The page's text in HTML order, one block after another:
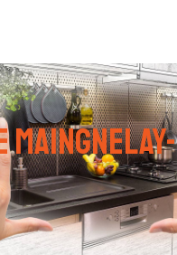
des cookies